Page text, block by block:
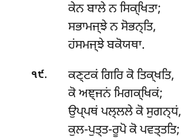
ਕੇਨ ਬਾਲੇ ਨ ਸਿਕ੍ਖਿਤਾ;
ਸਭਾਮਜ੍ਝੇਨ ਸੋਭਨ੍ਤਿ,
ਹਂਸਮਜ੍ਝੇ ਬਕੋਯਥਾ.
੧੯.
ਕਣ੍ਟਕਂ ਗਿਰਿ ਕੋ ਤਿਕ੍ਖਤਿ,
ਕੋ ਅਞ੍ਜਨਂ ਮਿਗਕ੍ਖਿਕਂ;
ਉਪ੍ਪਥਂ ਪਲ੍ਲਲੇ ਕੋ ਸੁਗਨ੍ਧਂ,
ਕੁਲ-ਪੁਤ੍ਤ-ਰੂਪੋ ਕੋ ਪਵਤ੍ਤਤਿ;